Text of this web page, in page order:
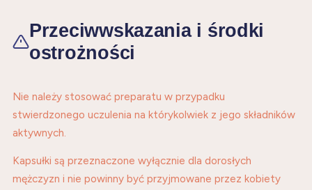
Przeciwwskazania i środki
ostrożności
Nie należy stosować preparatu w przypadku
stwierdzonego uczulenia na którykolwiek z jego składników
aktywnych.
Kapsułki są przeznaczone wyłącznie dla dorosłych
mężczyzn i nie powinny być przyjmowane przez kobiety